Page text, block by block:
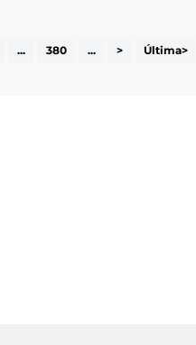
... 380 ... > Última>